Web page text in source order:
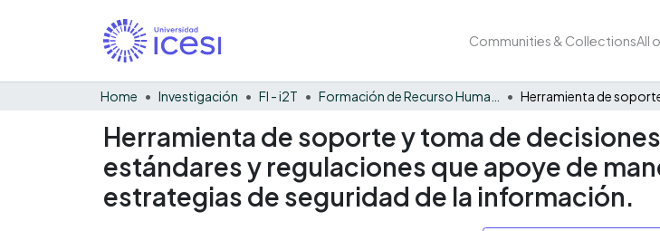
Communities & CollectionsAll
Home Investigación FI - i2T
Herramienta de soporte y toma de
estándares y regulaciones que apoye de
estrategias de seguridad de la información.